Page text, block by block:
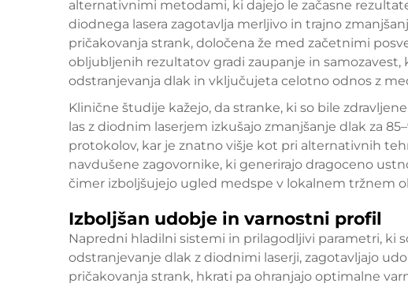
alternativnimi metodami, ki dajejo le začasne
diodnega lasera zagotavlja merljivo in trajno
pričakovanja strank, določena že med začetnimi
obljubljenih rezultatov gradi zaupanje in samozavest,
odstranjevanja dlak in vključujeta celotno odnos z
Klinične študije kažejo, da stranke, ki so bile
las z diodnim laserjem izkušajo zmanjšanje dlak za
protokolov, kar je znatno višje kot pri alternativnih
navdušene zagovornike, ki generirajo dragoceno
čimer izboljšujejo ugled medspe v lokalnem tržnem
Izboljšan udobje in varnostni profil
Napredni hladilni sistemi in prilagodljivi parametri, ki
odstranjevanje dlak z diodnimi laserji, zagotavljajo
pričakovanja strank, hkrati pa ohranjajo optimalne